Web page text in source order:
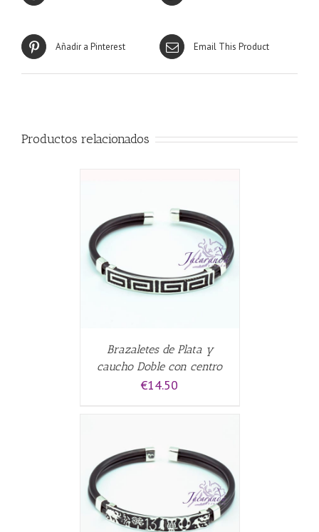
Añadir a Pinterest Email This Product
Productos relacionados
Brazaletes de Plata y
caucho Doble con centro
€14.50